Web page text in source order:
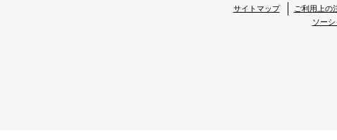
サイトマップ ご利用上の
ソー